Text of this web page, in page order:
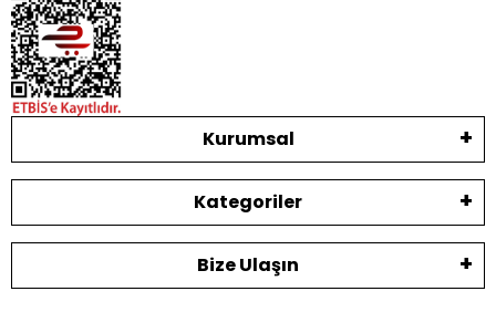
Kurumsal
Kategoriler
Bize Ulaşın